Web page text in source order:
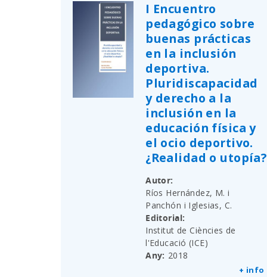
I Encuentro
pedagógico sobre
buenas prácticas
en la inclusión
deportiva.
Pluridiscapacidad
y derecho a la
inclusión en la
educación física y
el ocio deportivo.
¿Realidad o utopía?
Autor
Ríos Hernández, M. i
Panchón i Iglesias, C.
Editorial
Institut de Ciències de
l'Educació (ICE)
Any 2018
+ info